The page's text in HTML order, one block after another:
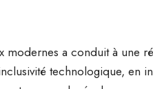
a conduit à une
technologique, en